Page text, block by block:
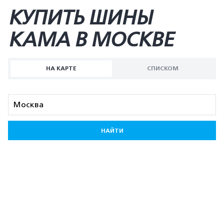
КУПИТЬ ШИНЫ
KAMA В МОСКВЕ
НА КАРТЕ СПИСКОМ
НАЙТИ